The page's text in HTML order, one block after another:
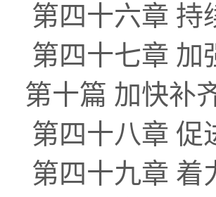
第四十六章 持
第四十七章 加
第十篇 加快补
第四十八章 促
第四十九章 着